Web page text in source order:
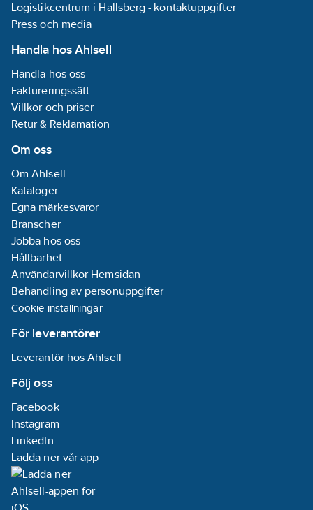
Logistikcentrum i Hallsberg - kontaktuppgifter
Press och media
Handla hos Ahlsell
Handla hos oss
Faktureringssätt
Villkor och priser
Retur & Reklamation
Om oss
Om Ahlsell
Kataloger
Egna märkesvaror
Branscher
Jobba hos oss
Hållbarhet
Användarvillkor Hemsidan
Behandling av personuppgifter
Cookie-inställningar
För leverantörer
Leverantör hos Ahlsell
Följ oss
Facebook
Instagram
LinkedIn
Ladda ner vår app